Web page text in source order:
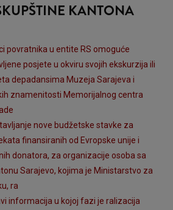
KANTONA
povratnika u entite RS omoguće
posjete u okviru svojih ekskurzija ili
depadansima Muzeja Sarajeva i
znamenitosti Memorijalnog centra
nove budžetske stavke za
finansiranih od Evropske unije i
donatora, za organizacije osoba sa
Sarajevo, kojima je Ministarstvo za
ra
informacija u kojoj fazi je ralizacija